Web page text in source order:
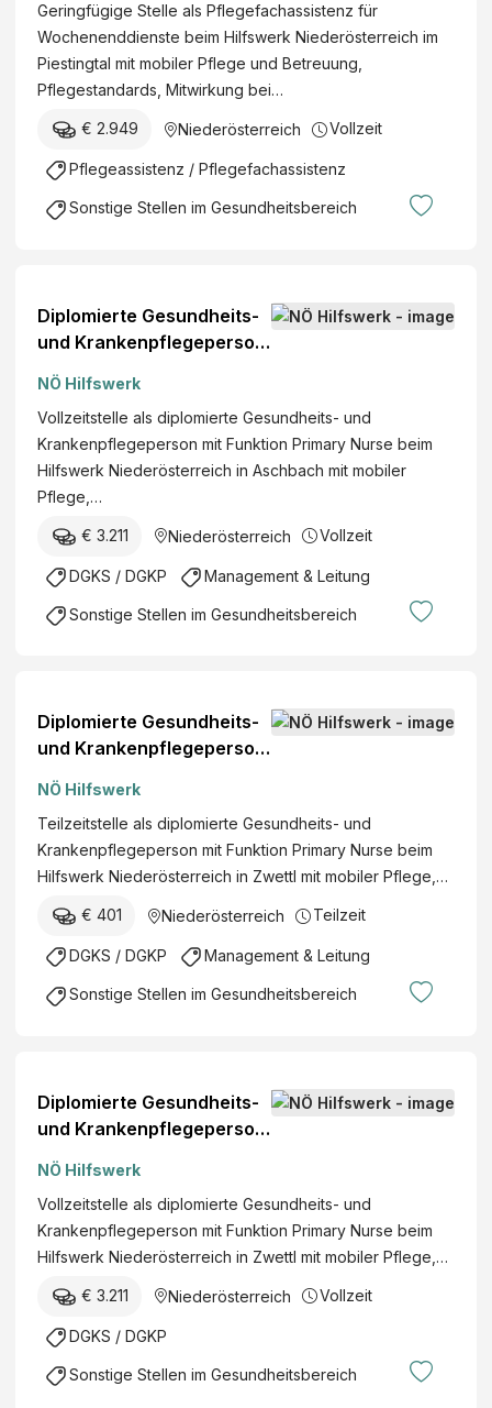
Geringfügige Stelle als Pflegefachassistenz für
Wochenenddienste beim Hilfswerk Niederösterreich im
Piestingtal mit mobiler Pflege und Betreuung,
Pflegestandards, Mitwirkung bei…
€ 2.949 Niederösterreich Vollzeit
Pflegeassistenz / Pflegefachassistenz
Sonstige Stellen im Gesundheitsbereich
Diplomierte Gesundheits-
und Krankenpflegeperson
Nurse" (w/m/d)
NÖ Hilfswerk
Vollzeitstelle als diplomierte Gesundheits- und
Krankenpflegeperson mit Funktion Primary Nurse beim
Hilfswerk Niederösterreich in Aschbach mit mobiler
Pflege,…
€ 3.211 Niederösterreich Vollzeit
DGKS / DGKP Management & Leitung
Sonstige Stellen im Gesundheitsbereich
Diplomierte Gesundheits-
und Krankenpflegeperson
mit Funktion "Primary
Nurse" (w/m/d)
NÖ Hilfswerk
Teilzeitstelle als diplomierte Gesundheits- und
Krankenpflegeperson mit Funktion Primary Nurse beim
Hilfswerk Niederösterreich in Zwettl mit mobiler Pflege,…
€ 401 Niederösterreich Teilzeit
DGKS / DGKP Management & Leitung
Sonstige Stellen im Gesundheitsbereich
Diplomierte Gesundheits-
und Krankenpflegeperson
Nurse" (w/m/d)
NÖ Hilfswerk
Vollzeitstelle als diplomierte Gesundheits- und
Krankenpflegeperson mit Funktion Primary Nurse beim
Hilfswerk Niederösterreich in Zwettl mit mobiler Pflege,…
€ 3.211 Niederösterreich Vollzeit
DGKS / DGKP
Sonstige Stellen im Gesundheitsbereich